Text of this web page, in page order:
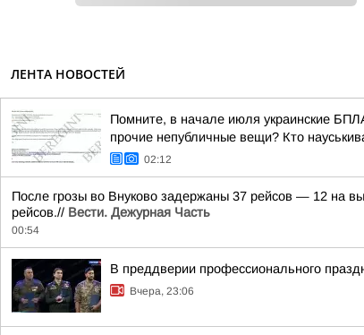
ЛЕНТА НОВОСТЕЙ
Помните, в начале июля украинские
прочие непубличные вещи? Кто
02:12
После грозы во Внуково задержаны 37 рейсов — 12 на
рейсов.// Вести. Дежурная Часть
00:54
В преддверии профессионального
Вчера, 23:06